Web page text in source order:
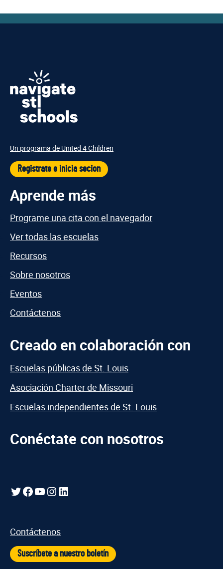
Un programa de United 4 Children
Registrate e inicia secion
Aprende más
Programe una cita con el navegador
Ver todas las escuelas
Recursos
Sobre nosotros
Eventos
Contáctenos
Creado en colaboración con
Escuelas públicas de St. Louis
Asociación Charter de Missouri
Escuelas independientes de St. Louis
Conéctate con nosotros
Gorjeo
Facebook
YouTube
Instagram
LinkedIn
Contáctenos
Suscríbete a nuestro boletín